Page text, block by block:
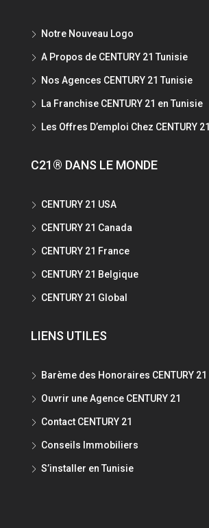
Notre Nouveau Logo
A Propos de CENTURY 21 Tunisie
Nos Agences CENTURY 21 Tunisie
La Franchise CENTURY 21 en Tunisie
Les Offres D’emploi Chez CENTURY 21
C21® DANS LE MONDE
CENTURY 21 USA
CENTURY 21 Canada
CENTURY 21 France
CENTURY 21 Belgique
CENTURY 21 Global
LIENS UTILES
Barème des Honoraires CENTURY 21
Ouvrir une Agence CENTURY 21
Contact CENTURY 21
Conseils Immobiliers
S’installer en Tunisie